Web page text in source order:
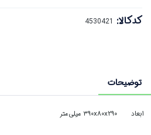
کدکالا:
توضیحات
ابعاد ۳۹۰x۸۰x۲۹۰ میلی‌متر